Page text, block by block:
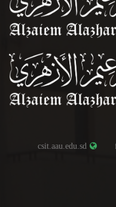
csit.aau.edu.sd